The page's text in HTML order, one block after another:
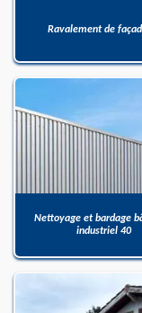
Ravalement de
Nettoyage et bardage
industriel 40